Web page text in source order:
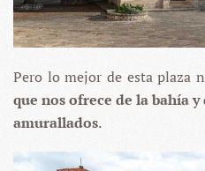
Pero lo mejor de esta plaza
que nos ofrece de la bahía
amurallados.